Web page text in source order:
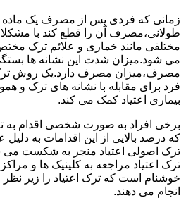
زمانی که فردی پس از مصرف یک
طولانی،مصرف آن را قطع کند با
مختلفی مانند خماری و علائم ترک
می شود.میزان شدت این نشانه ها
مصرف،میزان مصرف دارد.یک روش ترک
فرد برای مقابله با نشانه های ترک و
بیماری اعتیاد کمک می کند.
برخی افراد به صورت شخصی اقدام به
که درصد بالایی از این اقدامات به
ترک اصولی اعتیاد منجر به شکست می
ترک اعتیاد مراجعه به کلینیک ها و
خوشنام است که ترک اعتیاد را زیر
انجام می دهند.